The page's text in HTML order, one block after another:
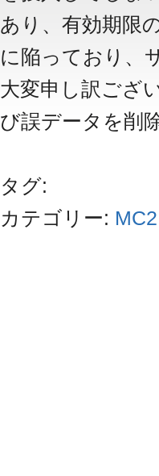
あり、有効期限
に陥っており、
大変申し訳ござ
び誤データを削
タグ:
カテゴリー: MC2